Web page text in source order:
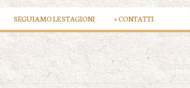
SEGUIAMO LE STAGIONI CONTATTI
+